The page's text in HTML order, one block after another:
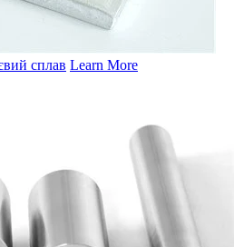
сплав Learn More